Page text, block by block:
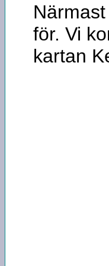
för. Vi
kartan